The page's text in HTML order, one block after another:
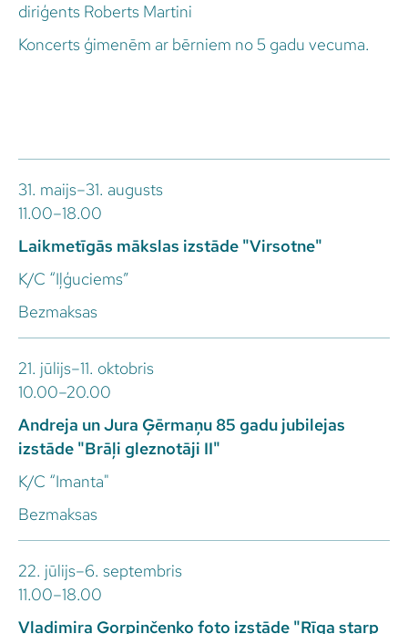
diriģents Roberts Martini
Koncerts ģimenēm ar bērniem no 5 gadu vecuma.
31. maijs–31. augusts
11.00–18.00
Laikmetīgās mākslas izstāde "Virsotne"
K/C “Iļģuciems”
Bezmaksas
21. jūlijs–11. oktobris
10.00–20.00
Andreja un Jura Ģērmaņu 85 gadu jubilejas
izstāde "Brāļi gleznotāji II"
K/C “Imanta"
Bezmaksas
22. jūlijs–6. septembris
11.00–18.00
Vladimira Gorpinčenko foto izstāde "Rīga starp